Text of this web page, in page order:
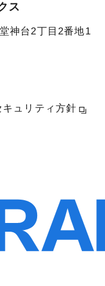
ス
神台2丁目2番地1
キュリティ方針